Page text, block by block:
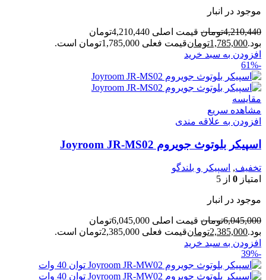
موجود در انبار
4,210,440تومان
قیمت اصلی 4,210,440تومان
بود.1,785,000تومانقیمت فعلی 1,785,000تومان است.
افزودن به سبد خرید
-61%
مقایسه
مشاهده سریع
افزودن به علاقه مندی
اسپیکر بلوتوث جویروم Joyroom JR-MS02
تخفیف, اسپیکر و بلندگو
امتیاز 0 از 5
موجود در انبار
6,045,000تومان
قیمت اصلی 6,045,000تومان
بود.2,385,000تومانقیمت فعلی 2,385,000تومان است.
افزودن به سبد خرید
-39%